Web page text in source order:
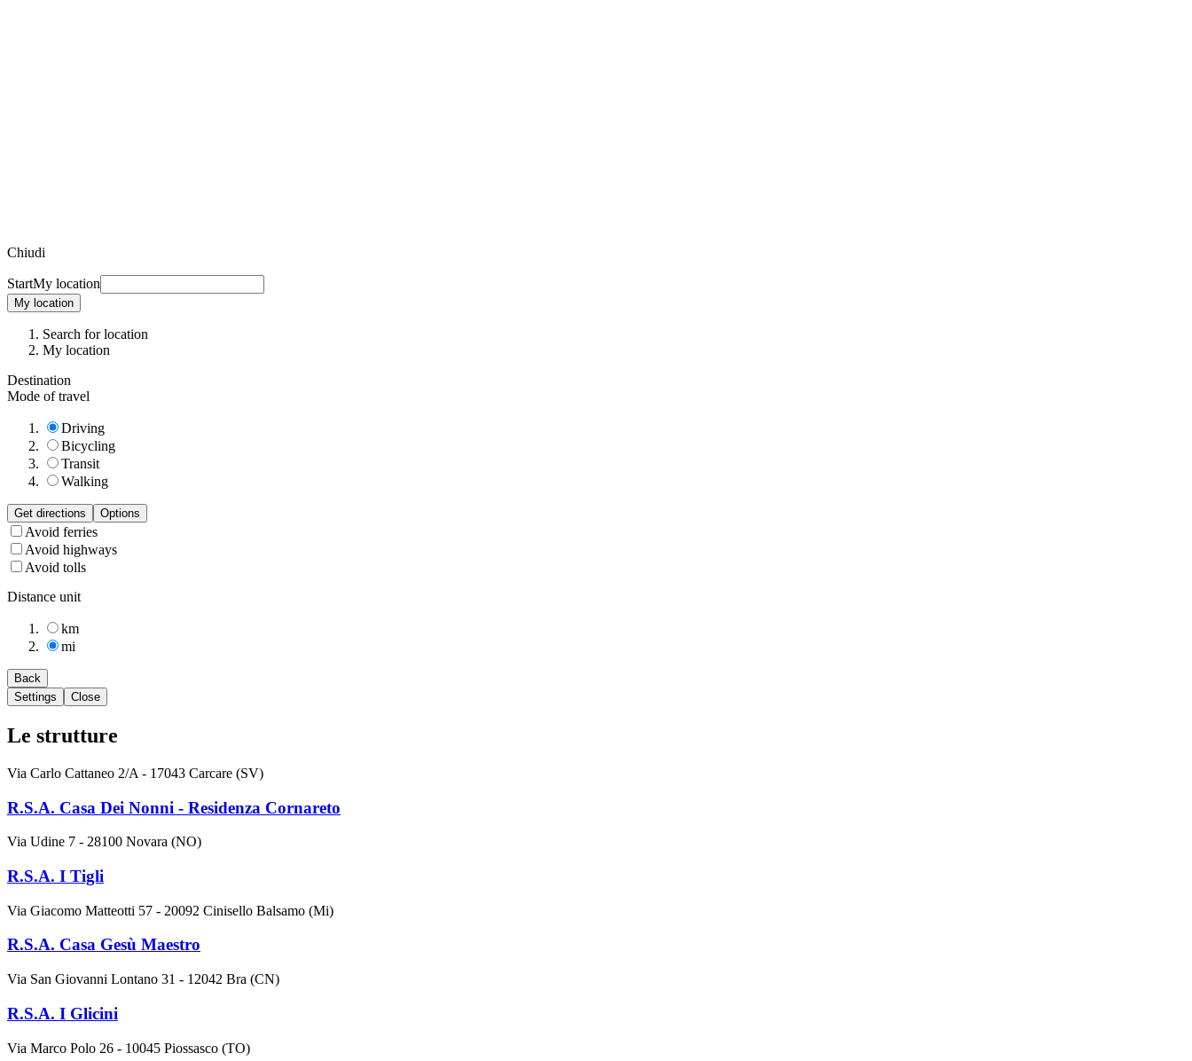
Chiudi
StartMy location
My location
Search for location
My location
Destination
Mode of travel
Driving
Bicycling
Transit
Walking
Get directions Options
Avoid ferries
Avoid highways
Avoid tolls
Distance unit
km
mi
Back
Settings
Close
Le strutture
Via Carlo Cattaneo 2/A - 17043 Carcare (SV)
R.S.A. Casa Dei Nonni - Residenza Cornareto
Via Udine 7 - 28100 Novara (NO)
R.S.A. I Tigli
Via Giacomo Matteotti 57 - 20092 Cinisello Balsamo (Mi)
R.S.A. Casa Gesù Maestro
Via San Giovanni Lontano 31 - 12042 Bra (CN)
R.S.A. I Glicini
Via Marco Polo 26 - 10045 Piossasco (TO)